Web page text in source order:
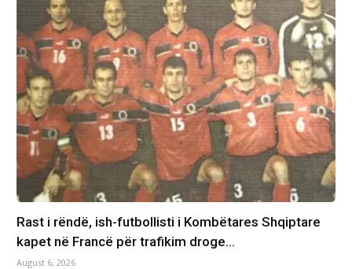
Rast i rëndë, ish-futbollisti i Kombëtares Shqiptare
kapet në Francë për trafikim droge…
August 6, 2026